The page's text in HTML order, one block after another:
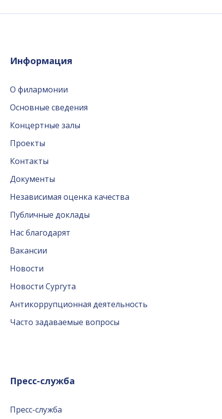
Информация
О филармонии
Основные сведения
Концертные залы
Проекты
Контакты
Документы
Независимая оценка качества
Публичные доклады
Нас благодарят
Вакансии
Новости
Новости Сургута
Антикоррупционная деятельность
Часто задаваемые вопросы
Пресс-служба
Пресс-служба